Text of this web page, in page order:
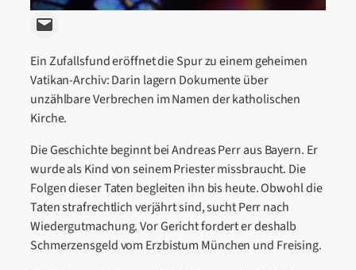
Email this Page
Ein Zufallsfund eröffnet die Spur zu einem geheimen
Vatikan-Archiv: Darin lagern Dokumente über
unzählbare Verbrechen im Namen der katholischen
Kirche.
Die Geschichte beginnt bei Andreas Perr aus Bayern. Er
wurde als Kind von seinem Priester missbraucht. Die
Folgen dieser Taten begleiten ihn bis heute. Obwohl die
Taten strafrechtlich verjährt sind, sucht Perr nach
Wiedergutmachung. Vor Gericht fordert er deshalb
Schmerzensgeld vom Erzbistum München und Freising.